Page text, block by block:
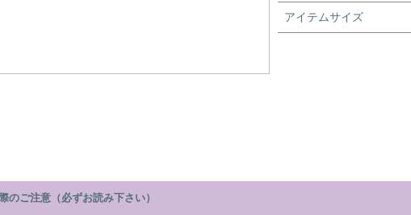
アイテムサイズ
のご注意（必ずお読み下さい）